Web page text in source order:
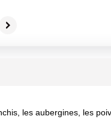
les aubergines, les